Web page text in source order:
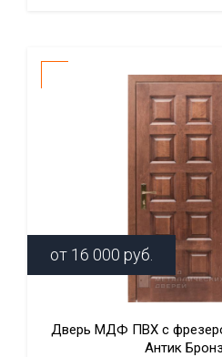
от 16 000 руб.
Дверь МДФ ПВХ с
Антик